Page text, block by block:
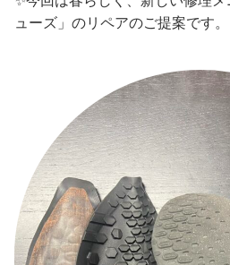
ューズ」のリペアのご提案です。